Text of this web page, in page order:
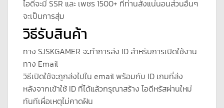
ไอดีจะมี SSR และ เพชร 1500+ ที่ท่านสั่งแน่นอนส่วนอื่นๆ
จะเป็นการสุ่ม
วิธีรับสินค้า
ทาง SJSKGAMER จะทำการส่ง ID สำหรับการเปิดใช้งาน
ทาง Email
วิธีเปิดใช้จะถูกส่งไปใน email พร้อมกับ ID เกมที่ส่ง
หลังจากเข้าใช้ ID ที่ได้แล้วกรุณาสร้าง ไอดีหรัสผ่านใหม่
ทันทีเผื่อเหตุไม่คาดฝัน